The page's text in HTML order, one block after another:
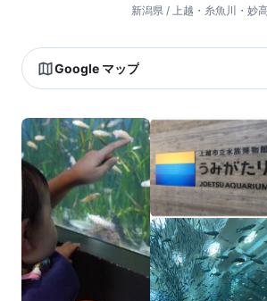
新潟県 / 上越・糸魚川・妙
Google マップ